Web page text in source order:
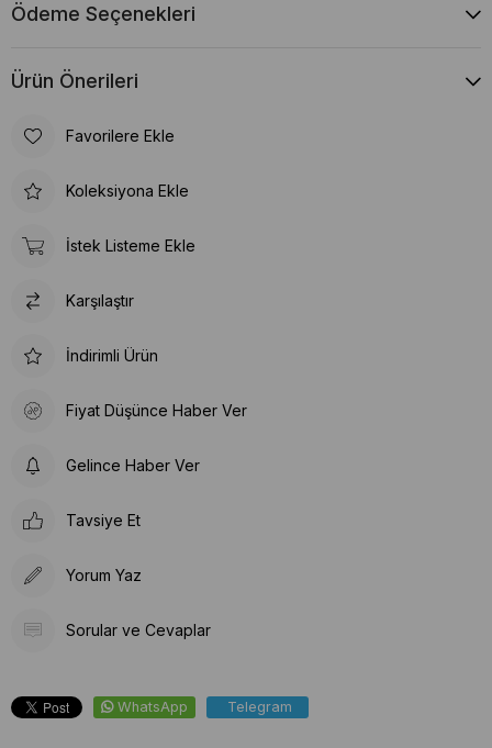
Ödeme Seçenekleri
Ürün Önerileri
Favorilere Ekle
Koleksiyona Ekle
İstek Listeme Ekle
Karşılaştır
İndirimli Ürün
Fiyat Düşünce Haber Ver
Gelince Haber Ver
Tavsiye Et
Yorum Yaz
Sorular ve Cevaplar
WhatsApp Telegram